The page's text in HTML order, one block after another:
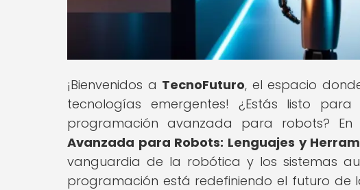
¡Bienvenidos a TecnoFuturo, el espacio
tecnologías emergentes! ¿Estás listo
programación avanzada para robots?
Avanzada para Robots: Lenguajes y
vanguardia de la robótica y los sistemas
programación está redefiniendo el futuro de